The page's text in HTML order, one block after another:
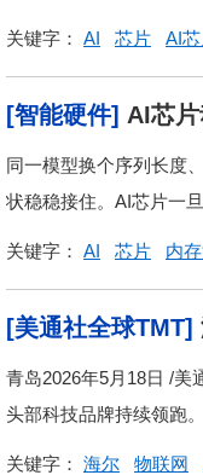
关键字： AI 芯片 AI
[智能硬件] AI芯
同一模型换个序列长度
状稳稳接住。AI芯片一
关键字： AI 芯片 内
[美通社全球TMT]
青岛2026年5月18日 /美
头部科技品牌持续领跑
关键字： 海尔 物联网